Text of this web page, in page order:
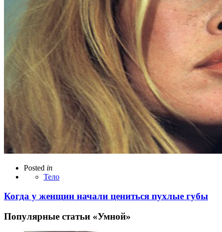
Posted in
Тело
Когда у женщин начали цениться пухлые губы
Популярные статьи «Умной»